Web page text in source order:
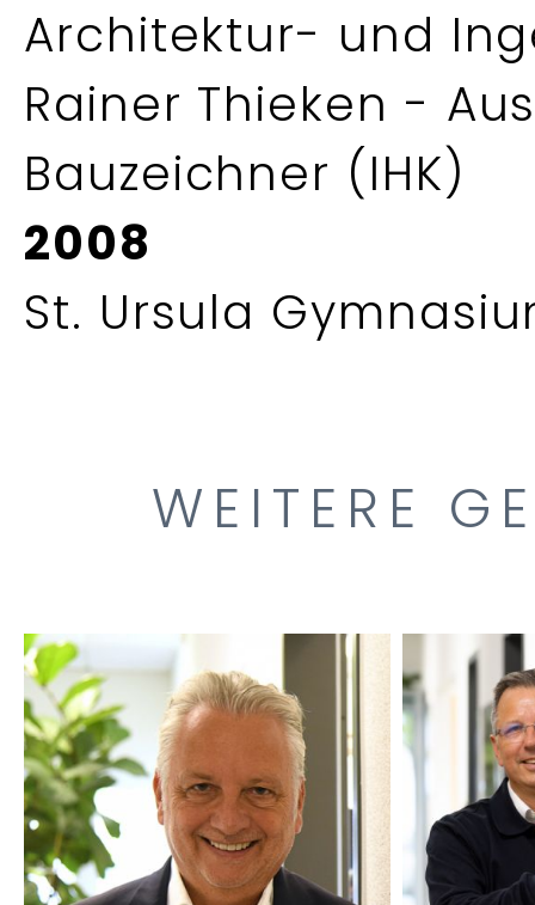
Architektur- und
Rainer Thieken -
Bauzeichner (IHK)
2008
St. Ursula
WEITERE
DIPL.-ING. ARCHITEKT
AKNW, BDB
RAINER THIEKEN
DIPL.-